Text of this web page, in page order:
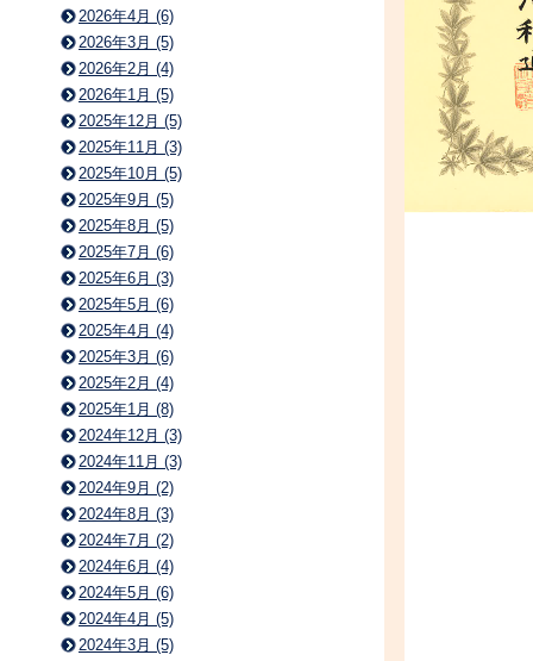
2026年4月 (6)
2026年3月 (5)
2026年2月 (4)
2026年1月 (5)
2025年12月 (5)
2025年11月 (3)
2025年10月 (5)
2025年9月 (5)
2025年8月 (5)
2025年7月 (6)
2025年6月 (3)
2025年5月 (6)
2025年4月 (4)
2025年3月 (6)
2025年2月 (4)
2025年1月 (8)
2024年12月 (3)
2024年11月 (3)
2024年9月 (2)
2024年8月 (3)
2024年7月 (2)
2024年6月 (4)
2024年5月 (6)
2024年4月 (5)
2024年3月 (5)